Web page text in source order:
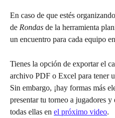
En caso de que estés
de Rondas de la herramienta
un encuentro para cada equipo
Tienes la opción de exportar el
archivo PDF o Excel para tener
Sin embargo, ¡hay formas más
presentar tu torneo a jugadores
todas ellas en el próximo video.